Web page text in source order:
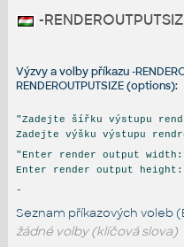
-
Výzvy a volby příkazu -
RENDEROUTPUTSIZE (options):
"Zadejte šířku výstupu
Zadejte výšku výstupu
"Enter render output width:
Enter render output
-
Seznam příkazových voleb
žádné volby (klíčová slova)